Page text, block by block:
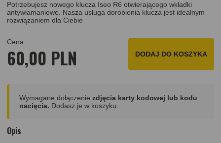
Potrzebujesz nowego klucza Iseo R6 otwierającego wkładki
antywłamaniowe. Nasza usługa dorobienia klucza jest idealnym
rozwiązaniem dla Ciebie
Cena
60,00 PLN DODAJ DO KOSZYKA
Wymagane dołączenie zdjęcia karty kodowej lub kodu
nacięcia. Dodasz je w koszyku.
Opis